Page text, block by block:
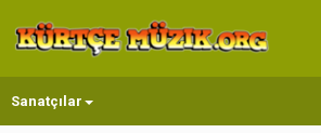
Sanatçılar